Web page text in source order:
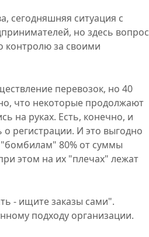
сегодняшняя ситуация с
но здесь вопрос
контролю за своими
перевозок, но 40
что некоторые продолжают
на руках. Есть, конечно, и
регистрации. И это выгодно
80% от суммы
этом на их "плечах" лежат
- ищите заказы сами".
подходу организации.